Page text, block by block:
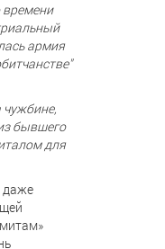
времени
армия
бывшего
для
даже